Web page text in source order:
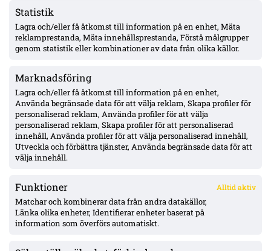
Statistik
Lagra och/eller få åtkomst till information på en enhet, Mäta
reklamprestanda, Mäta innehållsprestanda, Förstå målgrupper
genom statistik eller kombinationer av data från olika källor.
Marknadsföring
Lagra och/eller få åtkomst till information på en enhet,
Använda begränsade data för att välja reklam, Skapa profiler för
personaliserad reklam, Använda profiler för att välja
personaliserad reklam, Skapa profiler för att personaliserad
innehåll, Använda profiler för att välja personaliserad innehåll,
Utveckla och förbättra tjänster, Använda begränsade data för att
välja innehåll.
Funktioner Alltid aktiv
Matchar och kombinerar data från andra datakällor,
Länka olika enheter, Identifierar enheter baserat på
information som överförs automatiskt.
Officiellt: Djurgården värvar Sander Finjord Ringberg – 15
assist på 13 matcher i Hönefoss, kontrakt till juni 2031
Officiellt: Stefano Vecchia lämnar Malmö FF – två SM-guld och
ett cupguld i bagaget
IFK Göteborg 0–1 mot Gent: Goores firande utlöste bråk – VAR-
ilska och heta scener inför returen
ÖVERSIKT
Nyheter & Reportage
Spelarbetyg